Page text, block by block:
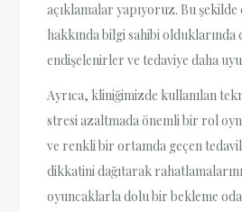
açıklamalar yapıyoruz. Bu
hakkında bilgi sahibi olduklarında
endişelenirler ve tedaviye daha
Ayrıca, kliniğimizde kullanılan
stresi azaltmada önemli bir rol
ve renkli bir ortamda geçen
dikkatini dağıtarak
oyuncaklarla dolu bir bekleme